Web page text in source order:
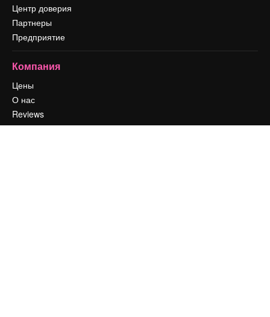
Центр доверия
Партнеры
Предприятие
Компания
Цены
О нас
Reviews
Вакансии